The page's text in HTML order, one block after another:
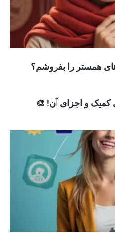
همستر را بفروشم؟
کمیک و اجزای آن! 🎨